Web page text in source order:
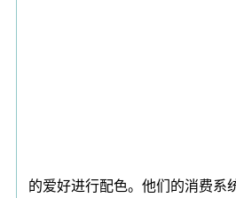
的爱好进行配色。他们的消费系